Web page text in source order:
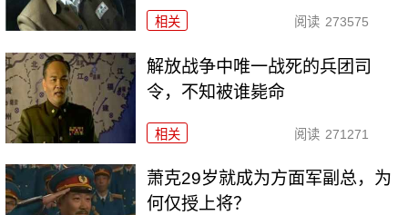
相关 阅读 273575
解放战争中唯一战死的兵团司
令，不知被谁毙命
相关 阅读 271271
萧克29岁就成为方面军副总，为
何仅授上将？